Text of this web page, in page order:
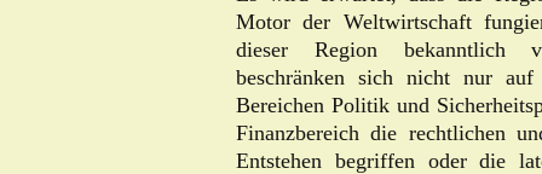
Motor der Weltwirtschaft
dieser Region bekanntlich
beschränken sich nicht nur
Bereichen Politik und
Finanzbereich die rechtlichen
Entstehen begriffen oder die